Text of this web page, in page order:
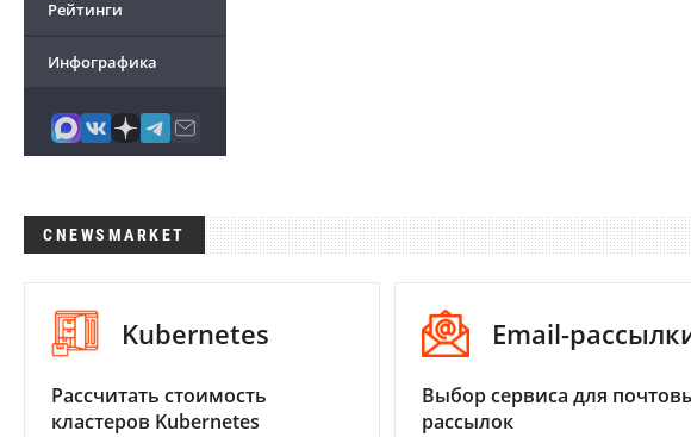
Рейтинги
Инфографика
CNEWSMARKET
Kubernetes
Рассчитать стоимость
кластеров Kubernetes
Email-
Выбор сервиса для
рассылок